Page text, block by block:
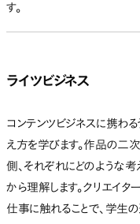
す。
ライツビジネス
コンテンツビジネスに携わ
え方を学びます。作品の二
側、それぞれにどのような
から理解します。クリエイ
仕事に触れることで、学生